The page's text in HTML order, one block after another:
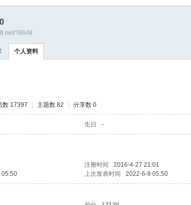
?6648
个人资料
数 17397 主题数 82 分享数 0
生日 -
注册时间 2016-4-27 21:01
05:50 上次发表时间 2022-6-9 05:50